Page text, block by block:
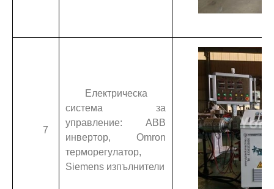
7
Електрическа
система за
управление: ABB
инвертор, Omron
терморегулатор,
Siemens изпълнители